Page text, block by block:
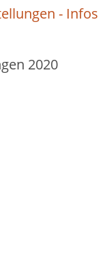
- Infos
2020